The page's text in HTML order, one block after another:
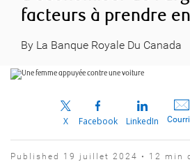
facteurs à prendre
By La Banque Royale Du Canada
X Facebook LinkedIn
Published 19 juillet 2024 • 12 min